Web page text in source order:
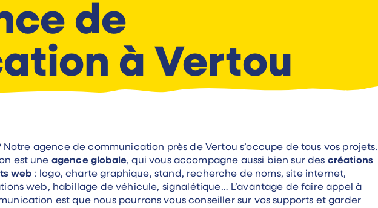
de
à Vertou
Notre agence de communication près de Vertou s’occupe de tous vos projets.
est une agence globale, qui vous accompagne aussi bien sur des créations
web : logo, charte graphique, stand, recherche de noms, site internet,
web, habillage de véhicule, signalétique… L’avantage de faire appel à
est que nous pourrons vous conseiller sur vos supports et garder